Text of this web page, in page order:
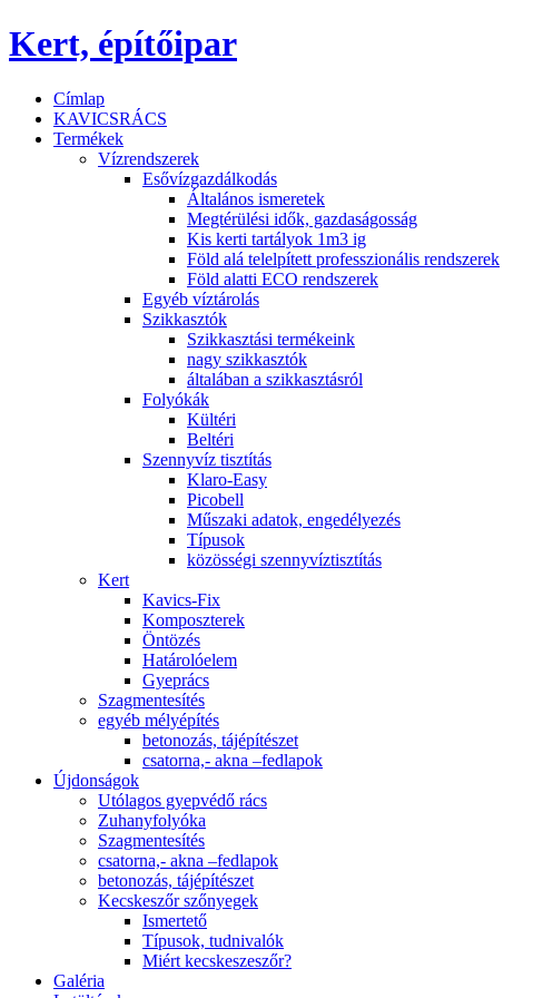
Kert, építőipar
Címlap
KAVICSRÁCS
Termékek
Vízrendszerek
Esővízgazdálkodás
Általános ismeretek
Megtérülési idők, gazdaságosság
Kis kerti tartályok 1m3 ig
Föld alá telelpített professzionális rendszerek
Föld alatti ECO rendszerek
Egyéb víztárolás
Szikkasztók
Szikkasztási termékeink
nagy szikkasztók
általában a szikkasztásról
Folyókák
Kültéri
Beltéri
Szennyvíz tisztítás
Klaro-Easy
Picobell
Műszaki adatok, engedélyezés
Típusok
közösségi szennyvíztisztítás
Kert
Kavics-Fix
Komposzterek
Öntözés
Határolóelem
Gyeprács
Szagmentesítés
egyéb mélyépítés
betonozás, tájépítészet
csatorna,- akna –fedlapok
Újdonságok
Utólagos gyepvédő rács
Zuhanyfolyóka
Szagmentesítés
csatorna,- akna –fedlapok
betonozás, tájépítészet
Kecskeszőr szőnyegek
Ismertető
Típusok, tudnivalók
Miért kecskeszeszőr?
Galéria